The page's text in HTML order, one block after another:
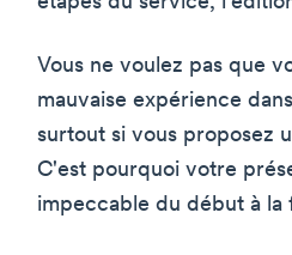
Vous ne voulez pas que
mauvaise expérience
surtout si vous proposez
C'est pourquoi votre
impeccable du début à la